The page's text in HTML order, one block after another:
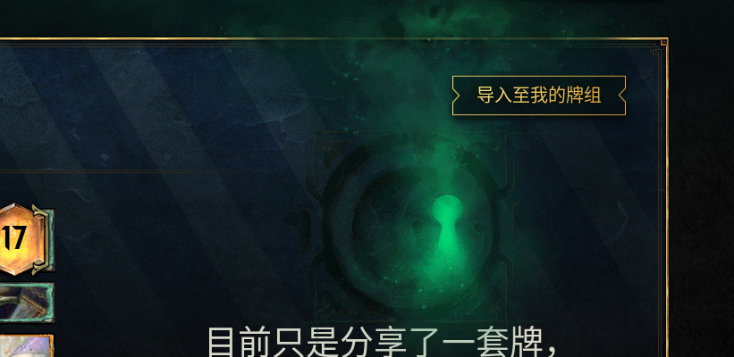
导入至我的牌组
17
目前只是分享了一套牌，